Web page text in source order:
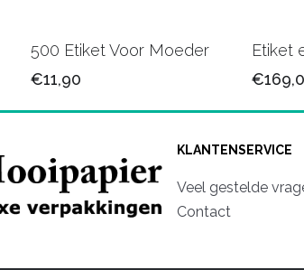
500 Etiket Voor Moeder
€11,90
Etiket
KLANTENSERVICE
Veel gestelde
Contact